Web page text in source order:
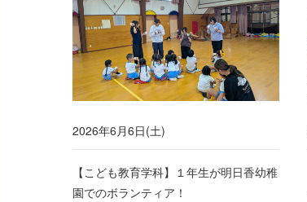
2026年6月6日(土)
【こども教育学科】１年生が明日香幼稚
園でのボランティア！